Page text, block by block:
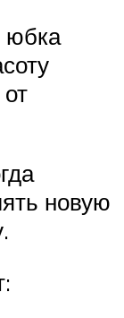
юбка
новую